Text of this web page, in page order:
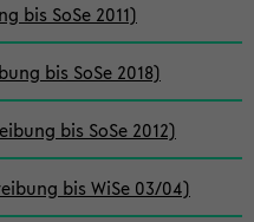
bis SoSe 2011)
bis SoSe 2018)
bis SoSe 2012)
bis WiSe 03/04)